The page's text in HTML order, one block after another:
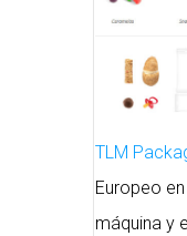
TLM
Europeo
máquina y